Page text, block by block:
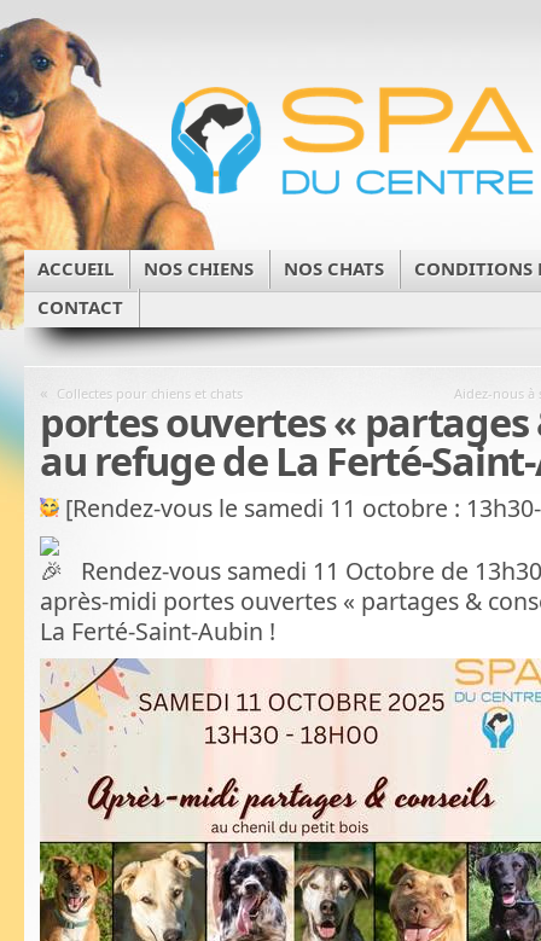
ACCUEIL NOS CHIENS NOS CHATS
CONDITIONS
CONTACT
« Collectes pour chiens et chats Aidez-nous à
portes ouvertes « partages
au refuge de La Ferté-
[Rendez-vous le samedi 11 octobre :
Rendez-vous samedi 11 Octobre de
après-midi portes ouvertes « partages &
La Ferté-Saint-Aubin !